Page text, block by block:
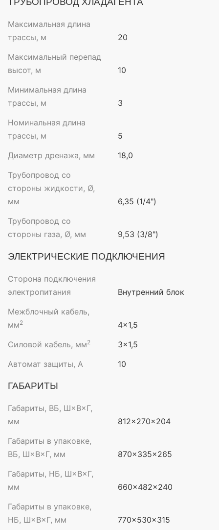
Максимальная длина
трассы, м
20
Максимальный перепад
высот, м
10
Минимальная длина
трассы, м
3
Номинальная длина
трассы, м
5
Диаметр дренажа, мм
18,0
Трубопровод со
стороны жидкости, Ø,
мм
6,35 (1/4")
Трубопровод со
стороны газа, Ø, мм
9,53 (3/8")
ЭЛЕКТРИЧЕСКИЕ ПОДКЛЮЧЕНИЯ
Сторона подключения
электропитания
Внутренний блок
Межблочный кабель,
мм2
4×1,5
Силовой кабель, мм2
3×1,5
Автомат защиты, А
10
ГАБАРИТЫ
Габариты, ВБ, Ш×В×Г,
мм
812×270×204
Габариты в упаковке,
ВБ, Ш×В×Г, мм
870×335×265
Габариты, НБ, Ш×В×Г,
мм
660×482×240
Габариты в упаковке,
НБ, Ш×В×Г, мм
770×530×315